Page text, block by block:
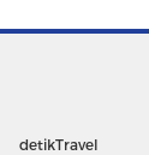
detikTravel